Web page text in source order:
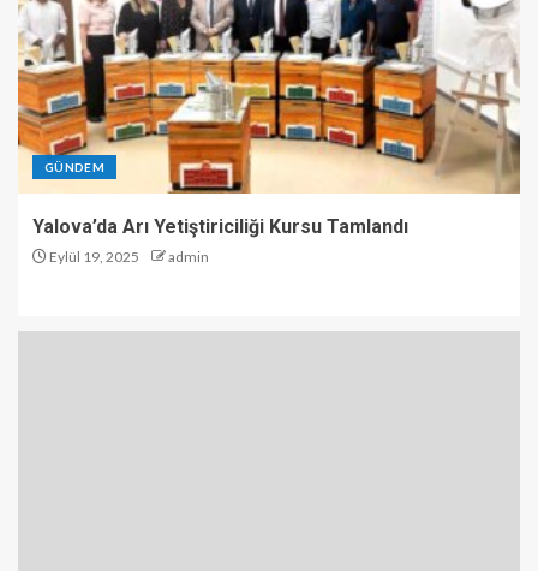
GÜNDEM
Yalova’da Arı Yetiştiriciliği Kursu Tamlandı
Eylül 19, 2025 admin